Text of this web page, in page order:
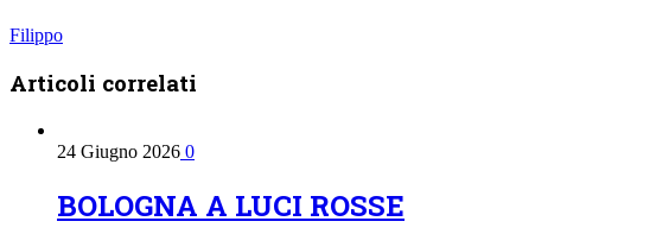
Filippo
Articoli correlati
24 Giugno 2026 0
BOLOGNA A LUCI ROSSE